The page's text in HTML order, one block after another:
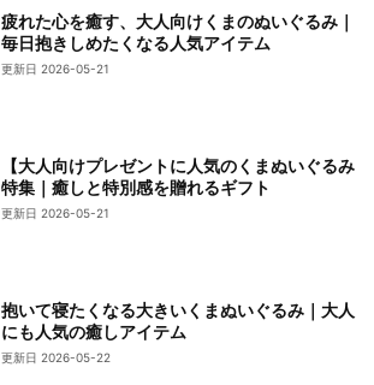
疲れた心を癒す、大人向けくまのぬいぐるみ｜
毎日抱きしめたくなる人気アイテム
更新日 2026-05-21
【大人向けプレゼントに人気のくまぬいぐるみ
特集｜癒しと特別感を贈れるギフト
更新日 2026-05-21
抱いて寝たくなる大きいくまぬいぐるみ｜大人
にも人気の癒しアイテム
更新日 2026-05-22